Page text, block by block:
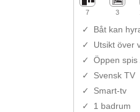
7 3
Båt kan
Utsikt över
Öppen
Svensk TV
Smart-tv
1 badrum